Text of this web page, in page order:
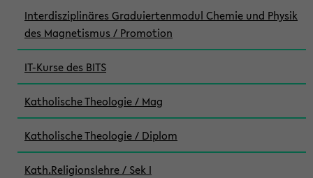
Interdisziplinäres Graduiertenmodul Chemie und Physik
des Magnetismus / Promotion
IT-Kurse des BITS
Katholische Theologie / Mag
Katholische Theologie / Diplom
Kath.Religionslehre / Sek I